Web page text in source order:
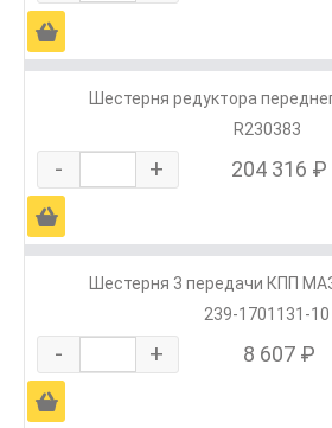
Ä
Шестерня редуктора
R230383
- + 204 316 ₽
Ä
Шестерня 3 передачи КПП
239-1701131-10
- + 8 607 ₽
Ä